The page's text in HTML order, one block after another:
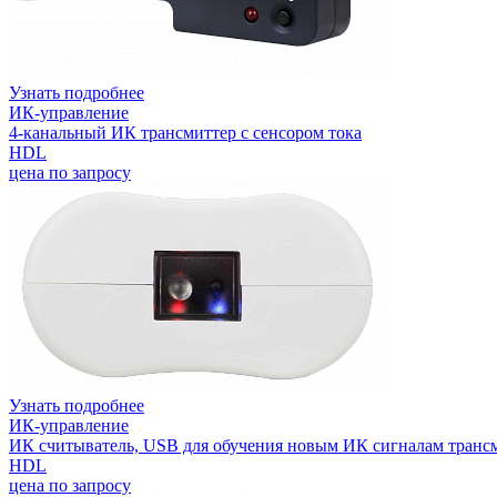
Узнать подробнее
ИК-управление
4-канальный ИК трансмиттер с сенсором тока
HDL
цена по запросу
Узнать подробнее
ИК-управление
ИК считыватель, USB для обучения новым ИК сигналам
HDL
цена по запросу